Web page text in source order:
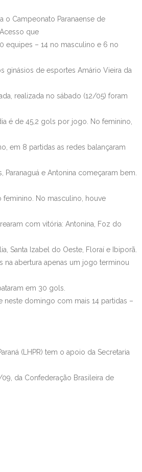
o Campeonato Paranaense de
que
equipes – 14 no masculino e 6 no
ginásios de esportes Amário Vieira da
realizada no sábado (12/05) foram
é de 45,2 gols por jogo. No feminino,
em 8 partidas as redes balançaram
Paranaguá e Antonina começaram bem.
No masculino, houve
com vitória: Antonina, Foz do
Santa Izabel do Oeste, Floraí e Ibiporã.
na abertura apenas um jogo terminou
em 30 gols.
neste domingo com mais 14 partidas –
(LHPR) tem o apoio da Secretaria
09, da Confederação Brasileira de